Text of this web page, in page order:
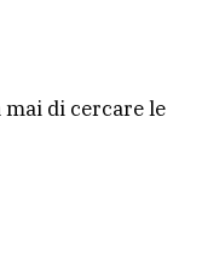
mai di cercare le